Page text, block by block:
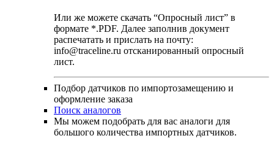
Или же можете скачать “Опросный лист” в
формате *.PDF. Далее заполнив документ
распечатать и прислать на почту:
info@traceline.ru отсканированный опросный
лист.
Подбор датчиков по импортозамещению и
оформление заказа
Поиск аналогов
Мы можем подобрать для вас аналоги для
большого количества импортных датчиков.